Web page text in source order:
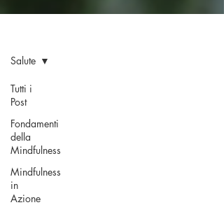
Tutti i
Post
Fondamenti
della
Mindfulness
Mindfulness
in
Azione
Salute